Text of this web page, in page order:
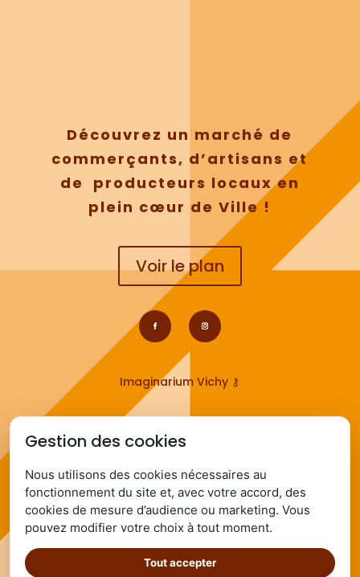
Découvrez un marché de
commerçants, d’artisans et
de producteurs locaux en
plein cœur de Ville !
Voir le plan
Imaginarium Vichy ⚷
Infos pratiques :
Ouvert du mardi au dimanche
de 7h à 13h.
Place Pierre Victor Léger,
Gestion des cookies
Nous utilisons des cookies nécessaires au
fonctionnement du site et, avec votre accord, des
cookies de mesure d’audience ou marketing. Vous
pouvez modifier votre choix à tout moment.
Tout accepter